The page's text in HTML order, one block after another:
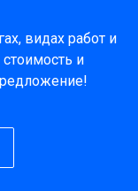
видах работ и
и